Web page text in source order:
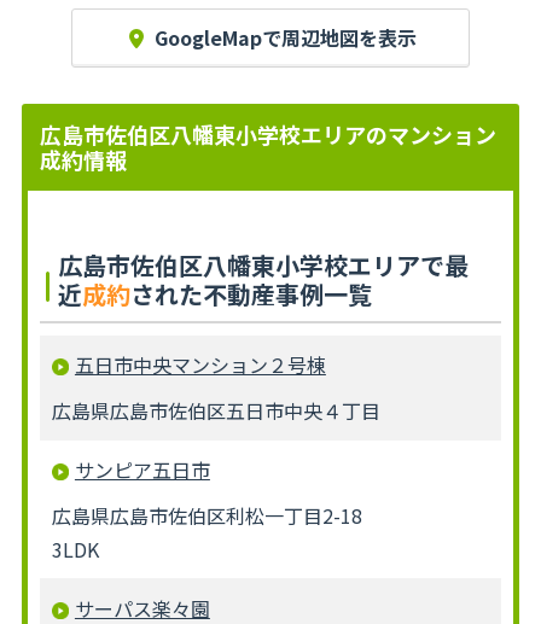
GoogleMapで周辺地図を表示
広島市佐伯区八幡東小学校エリアのマンション
成約情報
広島市佐伯区八幡東小学校エリアで最
近成約された不動産事例一覧
五日市中央マンション２号棟
広島県広島市佐伯区五日市中央４丁目
サンピア五日市
広島県広島市佐伯区利松一丁目2-18
3LDK
サーパス楽々園